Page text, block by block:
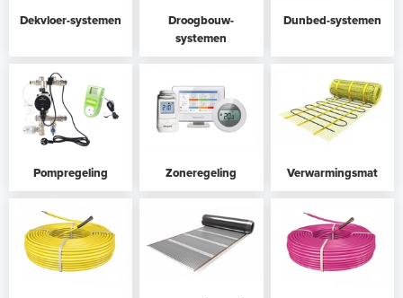
Dekvloer-systemen
Droogbouw-
systemen
Dunbed-systemen
Pompregeling Zoneregeling Verwarmingsmat